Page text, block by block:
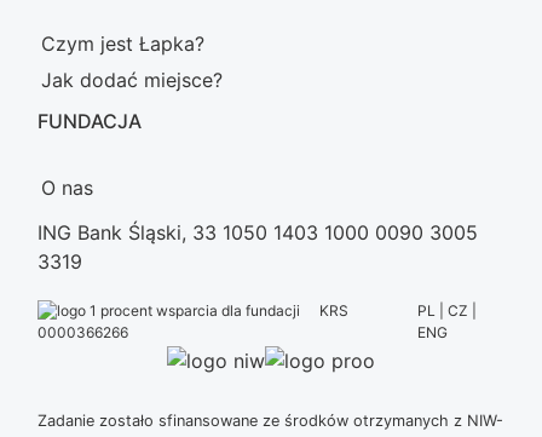
Czym jest Łapka?
Jak dodać miejsce?
FUNDACJA
O nas
ING Bank Śląski, 33 1050 1403 1000 0090 3005
3319
KRS
0000366266
PL | CZ |
ENG
Zadanie zostało sfinansowane ze środków otrzymanych z NIW-